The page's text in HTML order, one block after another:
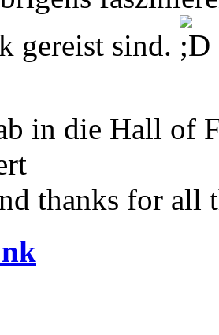
gereist sind.
in die Hall of
thanks for all